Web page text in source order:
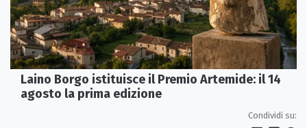
Laino Borgo istituisce il Premio Artemide: il 14
agosto la prima edizione
Condividi su: